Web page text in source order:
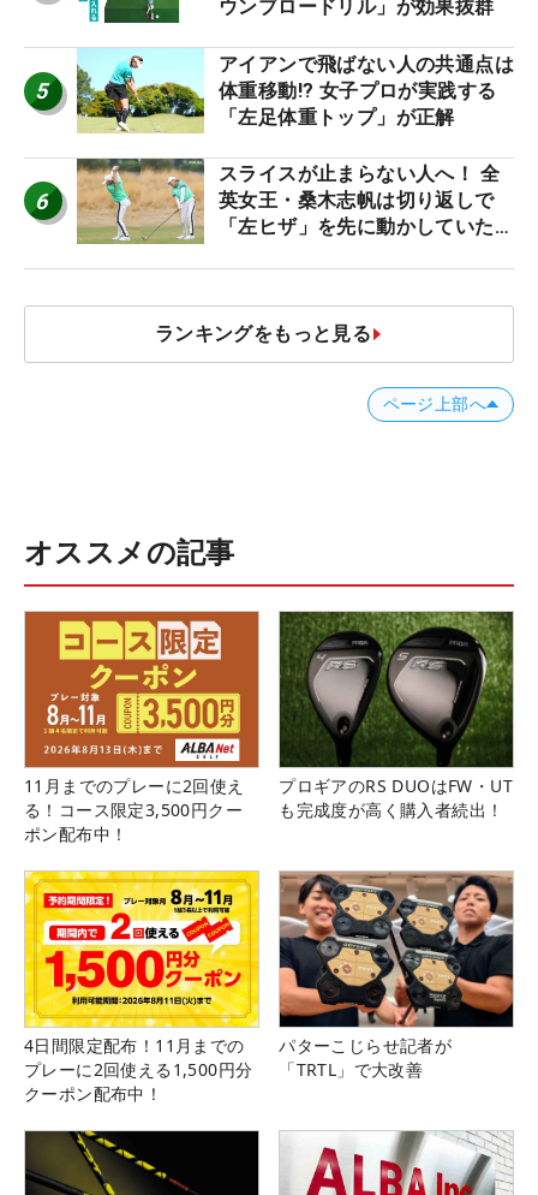
ウンブロードリル」が効果抜群
5
アイアンで飛ばない人の共通点は
体重移動!? 女子プロが実践する
「左足体重トップ」が正解
6
スライスが止まらない人へ！ 全
英女王・桑木志帆は切り返しで
「左ヒザ」を先に動かしていた
ランキングをもっと見る
ページ上部へ
オススメの記事
11月までのプレーに2回使え
る！コース限定3,500円クー
ポン配布中！
プロギアのRS DUOはFW・UT
も完成度が高く購入者続出！
4日間限定配布！11月までの
プレーに2回使える1,500円分
クーポン配布中！
パターこじらせ記者が
「TRTL」で大改善